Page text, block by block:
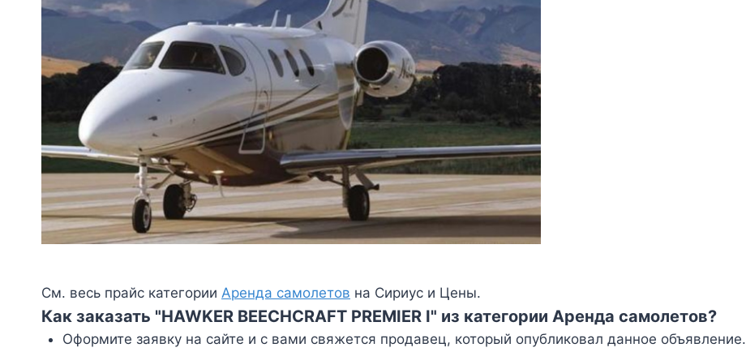
См. весь прайс категории Аренда самолетов на Сириус и Цены.
Как заказать "HAWKER BEECHCRAFT PREMIER I" из категории Аренда самолетов?
Оформите заявку на сайте и с вами свяжется продавец, который опубликовал данное объявление.